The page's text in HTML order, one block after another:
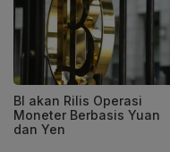
BI akan Rilis Operasi
Moneter Berbasis Yuan
dan Yen